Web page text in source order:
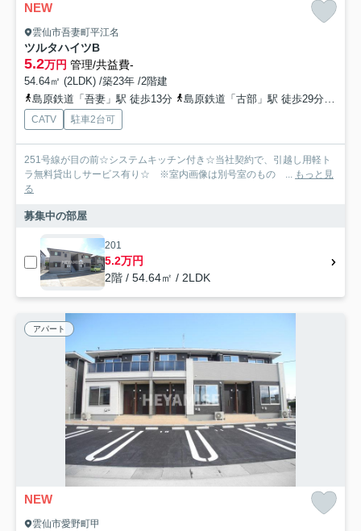
NEW
雲仙市吾妻町平江名
ツルタハイツB
5.2万円 管理/共益費-
54.64㎡ (2LDK) /築23年 /2階建
島原鉄道「吾妻」駅 徒歩13分
島原鉄道「古部」駅 徒歩29分
CATV 駐車2台可
251号線が目の前☆システムキッチン付き☆当社契約で、引越し用軽ト
ラ無料貸出しサービス有り☆ ※室内画像は別号室のもの ... もっと見
る
募集中の部屋
201
5.2万円
2階 / 54.64㎡ / 2LDK
アパート
NEW
雲仙市愛野町甲